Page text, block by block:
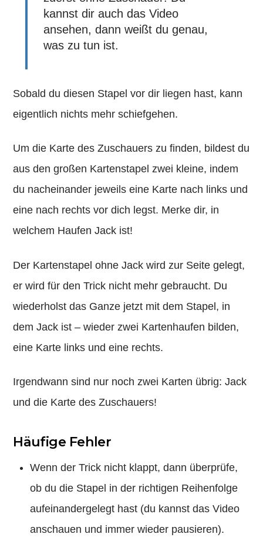
kannst dir auch das Video
ansehen, dann weißt du genau,
was zu tun ist.
Sobald du diesen Stapel vor dir liegen hast, kann
eigentlich nichts mehr schiefgehen.
Um die Karte des Zuschauers zu finden, bildest du
aus den großen Kartenstapel zwei kleine, indem
du nacheinander jeweils eine Karte nach links und
eine nach rechts vor dich legst. Merke dir, in
welchem Haufen Jack ist!
Der Kartenstapel ohne Jack wird zur Seite gelegt,
er wird für den Trick nicht mehr gebraucht. Du
wiederholst das Ganze jetzt mit dem Stapel, in
dem Jack ist – wieder zwei Kartenhaufen bilden,
eine Karte links und eine rechts.
Irgendwann sind nur noch zwei Karten übrig: Jack
und die Karte des Zuschauers!
Häufige Fehler
Wenn der Trick nicht klappt, dann überprüfe,
ob du die Stapel in der richtigen Reihenfolge
aufeinandergelegt hast (du kannst das Video
anschauen und immer wieder pausieren).